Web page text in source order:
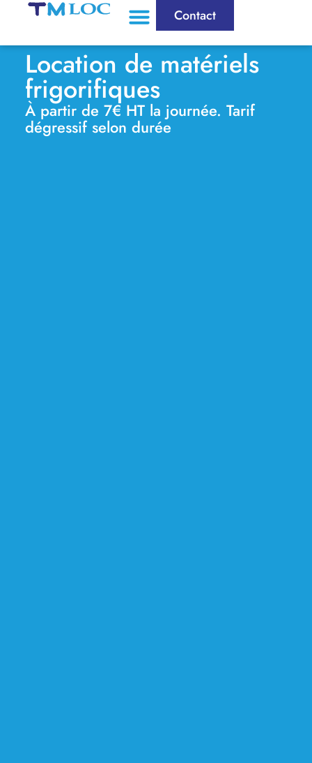
Contact
Location de matériels
frigorifiques
À partir de 7€ HT la journée. Tarif
dégressif selon durée